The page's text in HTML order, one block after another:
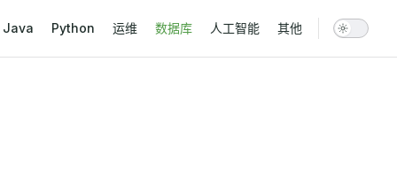
Java Python 运维 数据库 人工智能 其他